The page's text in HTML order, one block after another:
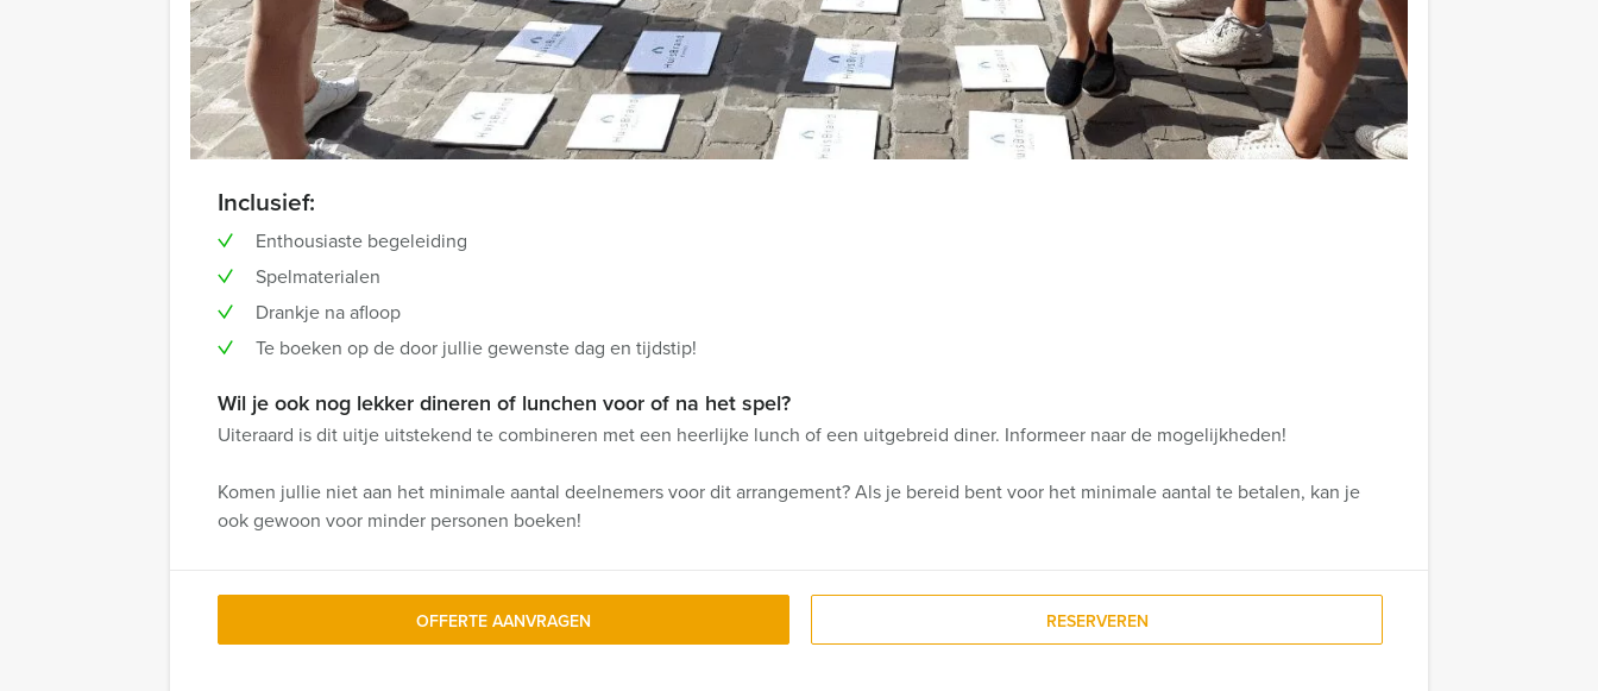
Inclusief:
Enthousiaste begeleiding
Spelmaterialen
Drankje na afloop
Te boeken op de door jullie gewenste dag en tijdstip!
Wil je ook nog lekker dineren of lunchen voor of na het spel?
Uiteraard is dit uitje uitstekend te combineren met een heerlijke lunch of een uitgebreid diner. Informeer naar de mogelijkheden!
Komen jullie niet aan het minimale aantal deelnemers voor dit arrangement? Als je bereid bent voor het minimale aantal te betalen, kan je
ook gewoon voor minder personen boeken!
OFFERTE AANVRAGEN RESERVEREN